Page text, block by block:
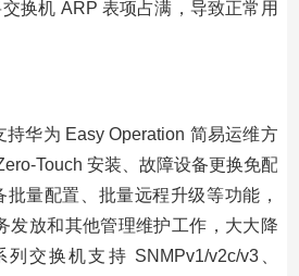
换机 ARP 表项占满，导致正常用
持华为 Easy Operation 简易运维方
Touch 安装、故障设备更换免配
量配置、批量远程升级等功能，
发放和其他管理维护工作，大大降
交换机支持 SNMPv1/v2c/v3、